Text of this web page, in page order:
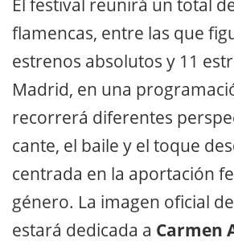
El festival reunirá un total
flamencas, entre las que
estrenos absolutos y 11
Madrid, en una
recorrerá diferentes
cante, el baile y el toque
centrada en la aportación
género. La imagen oficial
estará dedicada a Carmen